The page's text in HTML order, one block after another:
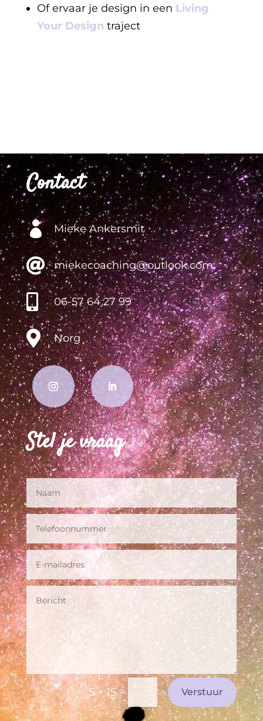
Of ervaar je design in een Living
Your Design traject
Contact
 Mieke Ankersmit
 miekecoaching@outlook.com
 06-57 64 27 99
 Norg
Stel je vraag
5 + 15= Verstuur